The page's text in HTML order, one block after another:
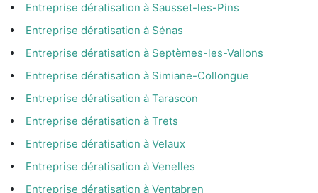
Entreprise dératisation à Sausset-les-Pins
Entreprise dératisation à Sénas
Entreprise dératisation à Septèmes-les-Vallons
Entreprise dératisation à Simiane-Collongue
Entreprise dératisation à Tarascon
Entreprise dératisation à Trets
Entreprise dératisation à Velaux
Entreprise dératisation à Venelles
Entreprise dératisation à Ventabren